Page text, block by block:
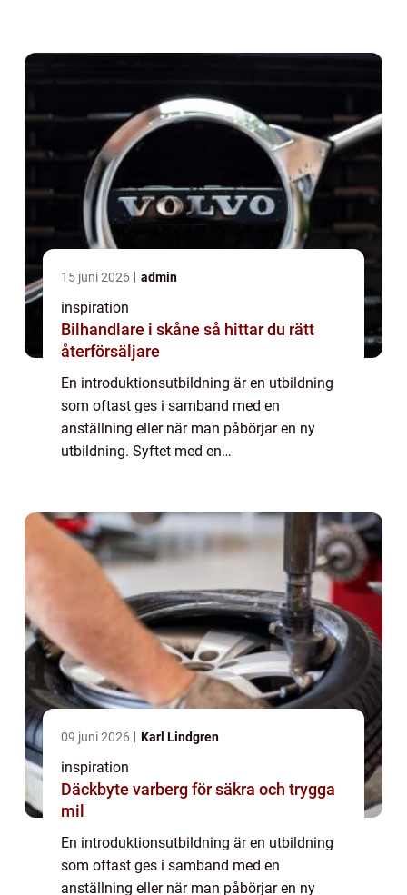
15 juni 2026 admin
inspiration
Bilhandlare i skåne så hittar du rätt
återförsäljare
En introduktionsutbildning är en utbildning
som oftast ges i samband med en
anställning eller när man påbörjar en ny
utbildning. Syftet med en
09 juni 2026 Karl Lindgren
inspiration
Däckbyte varberg för säkra och trygga
mil
En introduktionsutbildning är en utbildning
som oftast ges i samband med en
anställning eller när man påbörjar en ny